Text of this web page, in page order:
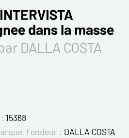
dans la masse
DALLA COSTA
15368
Fondeur : DALLA COSTA